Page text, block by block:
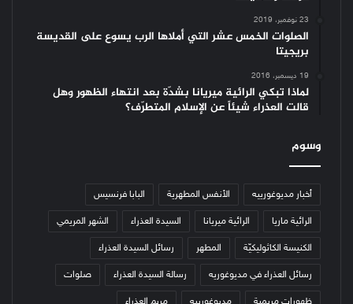
23 نوفمبر، 2019
الصلوات الخمس عشر التي أملاها الرب يسوع على القديسة
بريجيتا
19 ديسمبر، 2016
لماذا تبكي الرائية ميريانا بشدّة بعد انتهاء الظهور وهل
قالت العذراء شيئاً عن الإسلام المتطرّف؟
وسوم
أخبار مديوغورييه الأنفس المطهرية البابا فرنسيس
الرائية ماريا الرائية ميريانا السيدة العذراء الشهر المريمي
الكنيسة الكاثوليكيّة المطهر رسائل السيدة العذراء
رسائل العذراء في مديوغوريه رسالة السيدة العذراء صلوات